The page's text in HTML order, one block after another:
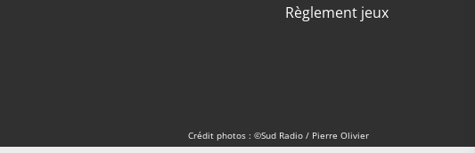
Règlement jeux
Crédit photos : ©Sud Radio / Pierre Olivier